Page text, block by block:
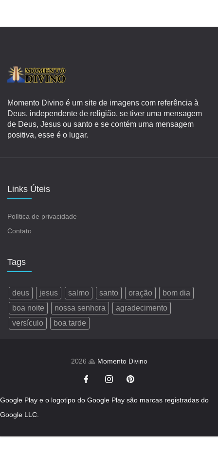
Momento Divino é um site de imagens com referência à
Deus, independente de religião, se tiver uma mensagem
de Deus, Jesus ou santo e se contém uma mensagem
positiva, esse é o lugar.
Links Úteis
Política de privacidade
Contato
Tags
deus jesus salmo santo oração
bom dia
boa noite
nossa senhora
agradecimento
versículo
boa tarde
2026 🙏 Momento Divino
Google Play e o logotipo do Google Play são marcas registradas do
Google LLC.